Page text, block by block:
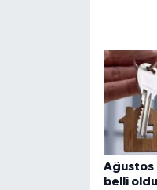
Ağustos
belli oldu